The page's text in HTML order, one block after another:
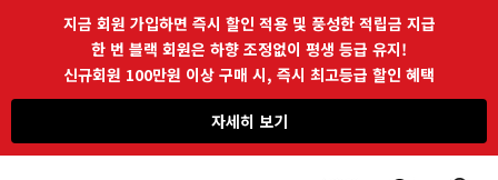
지금 회원 가입하면 즉시 할인 적용 및 풍성한 적립금 지급
한 번 블랙 회원은 하향 조정없이 평생 등급 유지!
신규회원 100만원 이상 구매 시, 즉시 최고등급 할인 혜택
자세히 보기